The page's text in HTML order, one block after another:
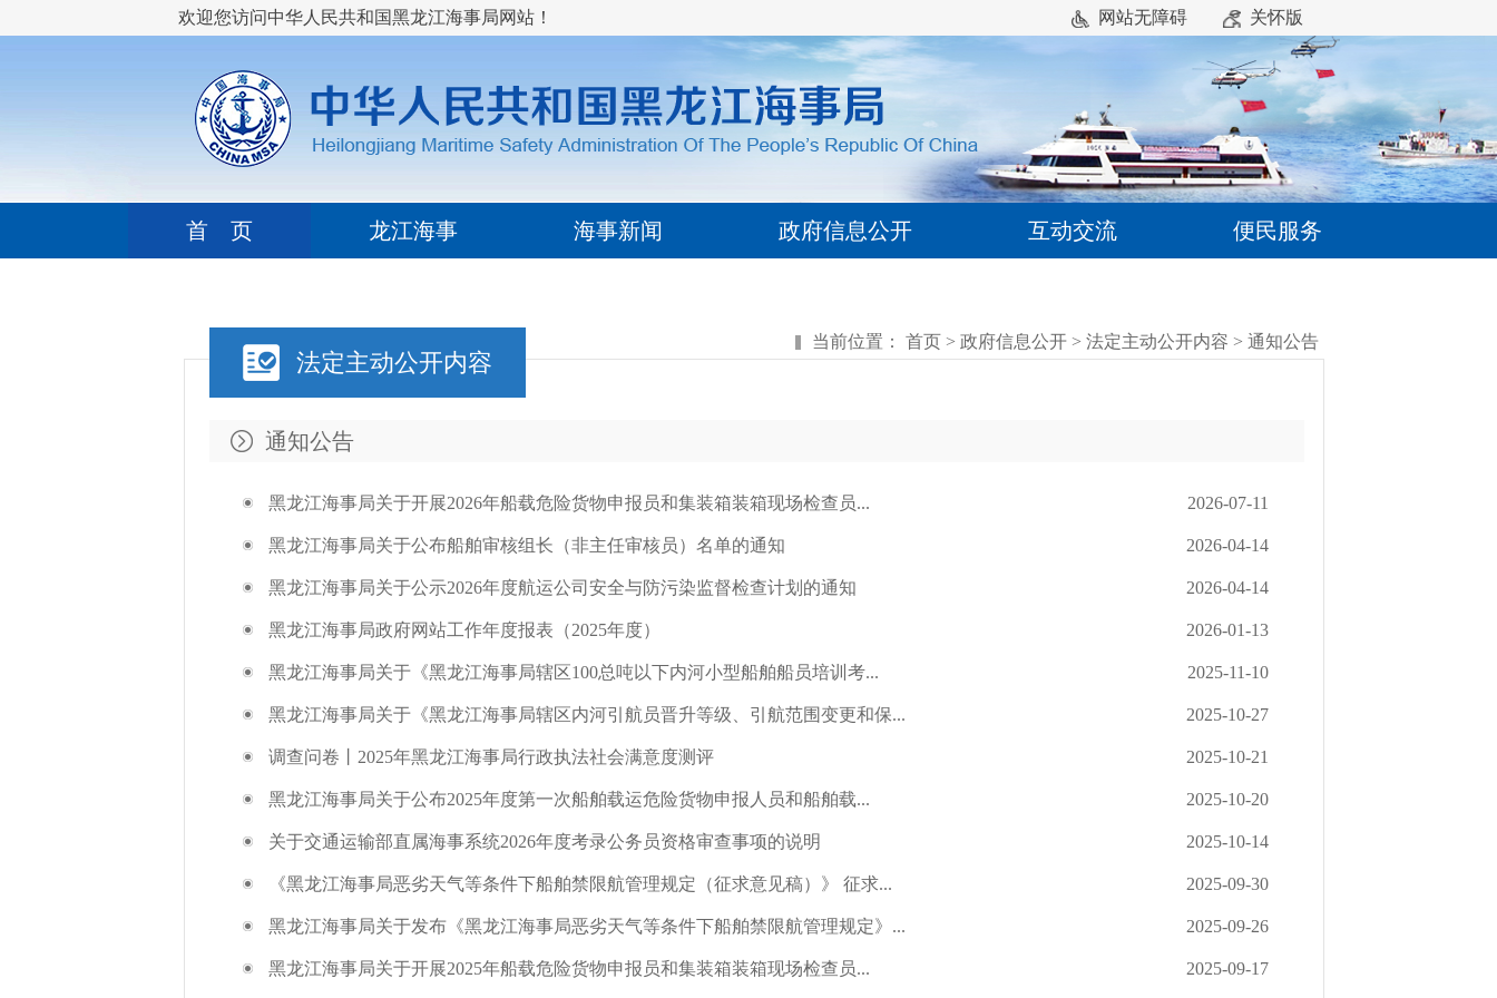
欢迎您访问中华人民共和国黑龙江海事局网站！ 网站无障碍 关怀版
首 页 龙江海事 海事新闻 政府信息公开 互动交流 便民服务
当前位置： 首页 > 政府信息公开 > 法定主动公开内容 > 通知公告
法定主动公开内容
通知公告
2026-07-11
黑龙江海事局关于开展2026年船载危险货物申报员和集装箱装箱现场检查员...
2026-04-14
黑龙江海事局关于公布船舶审核组长（非主任审核员）名单的通知
2026-04-14
黑龙江海事局关于公示2026年度航运公司安全与防污染监督检查计划的通知
2026-01-13
黑龙江海事局政府网站工作年度报表（2025年度）
2025-11-10
黑龙江海事局关于《黑龙江海事局辖区100总吨以下内河小型船舶船员培训考...
2025-10-27
黑龙江海事局关于《黑龙江海事局辖区内河引航员晋升等级、引航范围变更和保...
2025-10-21
调查问卷丨2025年黑龙江海事局行政执法社会满意度测评
2025-10-20
黑龙江海事局关于公布2025年度第一次船舶载运危险货物申报人员和船舶载...
2025-10-14
关于交通运输部直属海事系统2026年度考录公务员资格审查事项的说明
2025-09-30
《黑龙江海事局恶劣天气等条件下船舶禁限航管理规定（征求意见稿）》 征求...
2025-09-26
黑龙江海事局关于发布《黑龙江海事局恶劣天气等条件下船舶禁限航管理规定》...
2025-09-17
黑龙江海事局关于开展2025年船载危险货物申报员和集装箱装箱现场检查员...